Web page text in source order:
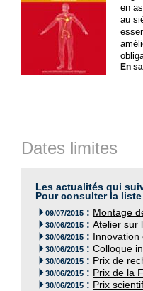
en
au
En
Dates limites
Les actualités qui
Pour consulter la
09/07/2015 : Montage
30/06/2015 : Atelier sur
30/06/2015 :
30/06/2015 : Colloque
30/06/2015 : Prix de
30/06/2015 : Prix de la
30/06/2015 : Prix